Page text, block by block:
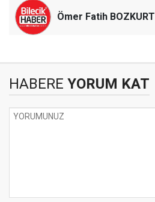
Ömer Fatih BOZKURT
HABERE YORUM KAT